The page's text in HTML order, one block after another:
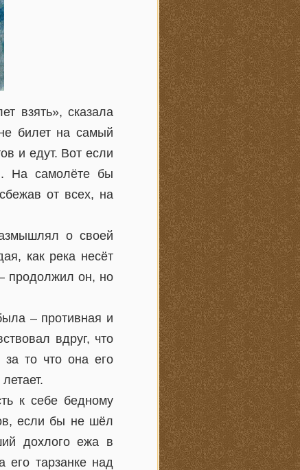
взять», сказала
билет на самый
и едут. Вот если
На самолёте бы
от всех, на
о своей
как река несёт
продолжил он, но
– противная и
вдруг, что
то что она его
к себе бедному
если бы не шёл
дохлого ежа в
его тарзанке над